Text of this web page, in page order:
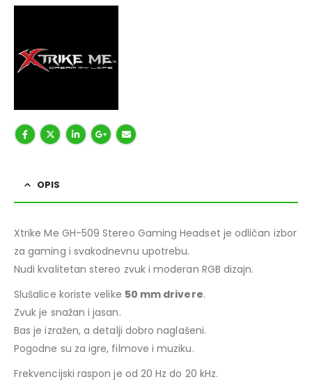
OPIS
Xtrike Me GH-509 Stereo Gaming Headset je odličan izbor
za gaming i svakodnevnu upotrebu.
Nudi kvalitetan stereo zvuk i moderan RGB dizajn.
Slušalice koriste velike 50 mm drivere.
Zvuk je snažan i jasan.
Bas je izražen, a detalji dobro naglašeni.
Pogodne su za igre, filmove i muziku.
Frekvencijski raspon je od 20 Hz do 20 kHz.